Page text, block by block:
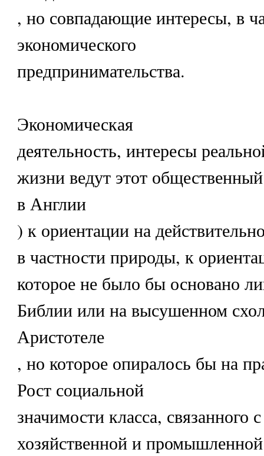
, но совпадающие интересы, в
экономического
предпринимательства.
Экономическая
деятельность, интересы
жизни ведут этот
в Англии
) к ориентации на
в частности природы, к
которое не было бы основано
Библии или на высушенном
Аристотеле
, но которое опиралось бы на
Рост социальной
значимости класса, связанного
хозяйственной и